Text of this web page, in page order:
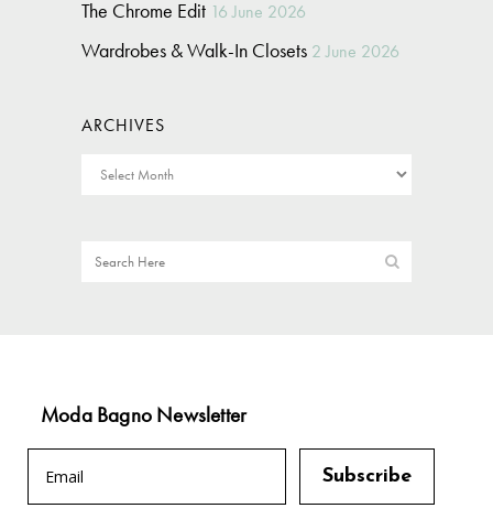
The Chrome Edit 16 June 2026
Wardrobes & Walk-In Closets 2 June 2026
ARCHIVES
Moda Bagno Newsletter